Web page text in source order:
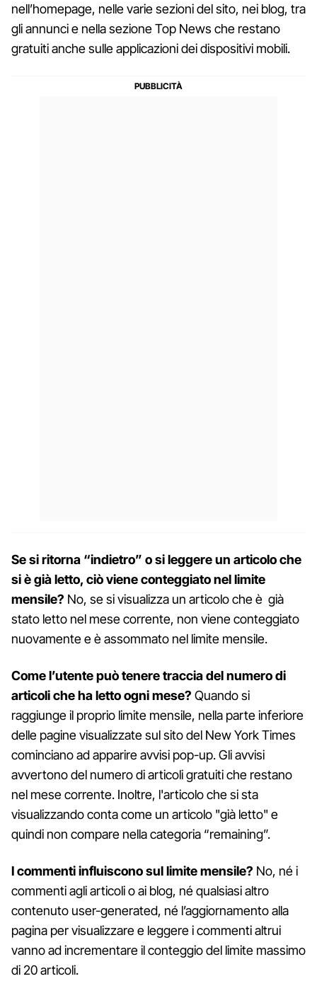
nell’homepage, nelle varie sezioni del sito, nei blog, tra
gli annunci e nella sezione Top News che restano
gratuiti anche sulle applicazioni dei dispositivi mobili.
Se si ritorna “indietro” o si leggere un articolo che
si è già letto, ciò viene conteggiato nel limite
mensile? No, se si visualizza un articolo che è già
stato letto nel mese corrente, non viene conteggiato
nuovamente e è assommato nel limite mensile.
Come l’utente può tenere traccia del numero di
articoli che ha letto ogni mese? Quando si
raggiunge il proprio limite mensile, nella parte inferiore
delle pagine visualizzate sul sito del New York Times
cominciano ad apparire avvisi pop-up. Gli avvisi
avvertono del numero di articoli gratuiti che restano
nel mese corrente. Inoltre, l'articolo che si sta
visualizzando conta come un articolo "già letto" e
quindi non compare nella categoria “remaining”.
I commenti influiscono sul limite mensile? No, né i
commenti agli articoli o ai blog, né qualsiasi altro
contenuto user-generated, né l’aggiornamento alla
pagina per visualizzare e leggere i commenti altrui
vanno ad incrementare il conteggio del limite massimo
di 20 articoli.